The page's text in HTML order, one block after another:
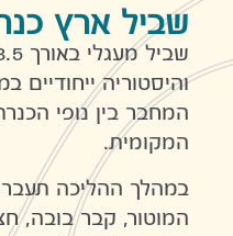
שביל ארץ
והיסטוריה ייחודיים
המחבר בין נופי
המקומית.
במהלך ההליכה תעברו
המוטור, קבר בובה,